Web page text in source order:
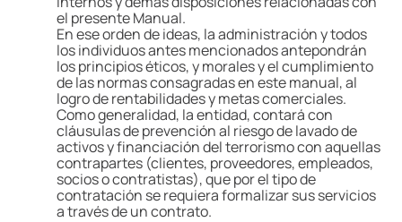
el presente Manual.
En ese orden de ideas, la administración y todos
los individuos antes mencionados antepondrán
los principios éticos, y morales y el cumplimiento
de las normas consagradas en este manual, al
logro de rentabilidades y metas comerciales.
Como generalidad, la entidad, contará con
cláusulas de prevención al riesgo de lavado de
activos y financiación del terrorismo con aquellas
contrapartes (clientes, proveedores, empleados,
socios o contratistas), que por el tipo de
contratación se requiera formalizar sus servicios
a través de un contrato.